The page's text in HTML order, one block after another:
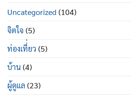
บ้าง
ยี่ห้อ
Uncategorized (104)
จิตใจ (5)
ท่องเที่่ยว (5)
บ้าน(4)
ผู้ดูแล (23)